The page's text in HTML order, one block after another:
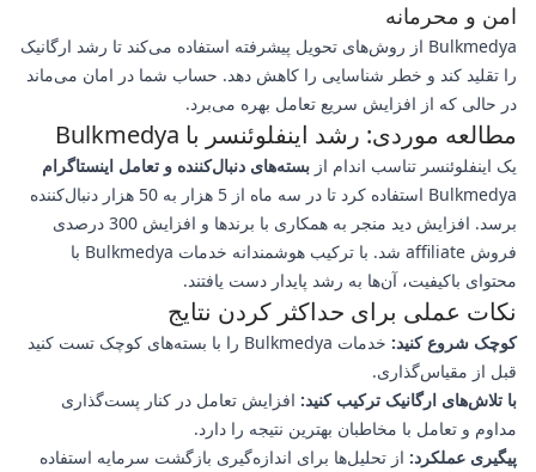
امن و محرمانه
Bulkmedya از روش‌های تحویل پیشرفته استفاده می‌کند تا رشد ارگانیک
را تقلید کند و خطر شناسایی را کاهش دهد. حساب شما در امان می‌ماند
در حالی که از افزایش سریع تعامل بهره می‌برد.
مطالعه موردی: رشد اینفلوئنسر با Bulkmedya
یک اینفلوئنسر تناسب اندام از بسته‌های دنبال‌کننده و تعامل اینستاگرام
Bulkmedya استفاده کرد تا در سه ماه از 5 هزار به 50 هزار دنبال‌کننده
برسد. افزایش دید منجر به همکاری با برندها و افزایش 300 درصدی
فروش affiliate شد. با ترکیب هوشمندانه خدمات Bulkmedya با
محتوای باکیفیت، آن‌ها به رشد پایدار دست یافتند.
نکات عملی برای حداکثر کردن نتایج
کوچک شروع کنید:
خدمات Bulkmedya را با بسته‌های کوچک تست کنید
قبل از مقیاس‌گذاری.
با تلاش‌های ارگانیک ترکیب کنید: افزایش تعامل در کنار پست‌گذاری
مداوم و تعامل با مخاطبان بهترین نتیجه را دارد.
پیگیری عملکرد: از تحلیل‌ها برای اندازه‌گیری بازگشت سرمایه استفاده